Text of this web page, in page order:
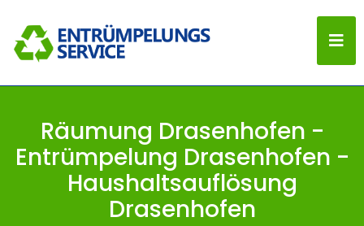
Räumung Drasenhofen -
Entrümpelung Drasenhofen -
Haushaltsauflösung
Drasenhofen